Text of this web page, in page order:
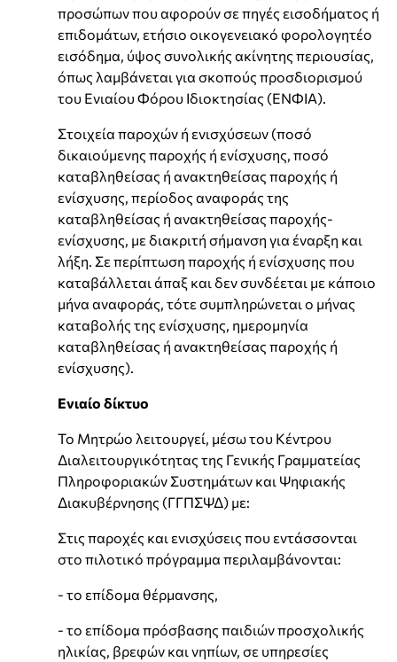
προσώπων που αφορούν σε πηγές εισοδήματος ή
επιδομάτων, ετήσιο οικογενειακό φορολογητέο
εισόδημα, ύψος συνολικής ακίνητης περιουσίας,
όπως λαμβάνεται για σκοπούς προσδιορισμού
του Ενιαίου Φόρου Ιδιοκτησίας (ΕΝΦΙΑ).
Στοιχεία παροχών ή ενισχύσεων (ποσό
δικαιούμενης παροχής ή ενίσχυσης, ποσό
καταβληθείσας ή ανακτηθείσας παροχής ή
ενίσχυσης, περίοδος αναφοράς της
καταβληθείσας ή ανακτηθείσας παροχής-
ενίσχυσης, με διακριτή σήμανση για έναρξη και
λήξη. Σε περίπτωση παροχής ή ενίσχυσης που
καταβάλλεται άπαξ και δεν συνδέεται με κάποιο
μήνα αναφοράς, τότε συμπληρώνεται ο μήνας
καταβολής της ενίσχυσης, ημερομηνία
καταβληθείσας ή ανακτηθείσας παροχής ή
ενίσχυσης).
Ενιαίο δίκτυο
Το Μητρώο λειτουργεί, μέσω του Κέντρου
Διαλειτουργικότητας της Γενικής Γραμματείας
Πληροφοριακών Συστημάτων και Ψηφιακής
Διακυβέρνησης (ΓΓΠΣΨΔ) με:
Στις παροχές και ενισχύσεις που εντάσσονται
στο πιλοτικό πρόγραμμα περιλαμβάνονται:
- το επίδομα θέρμανσης,
- το επίδομα πρόσβασης παιδιών προσχολικής
ηλικίας, βρεφών και νηπίων, σε υπηρεσίες